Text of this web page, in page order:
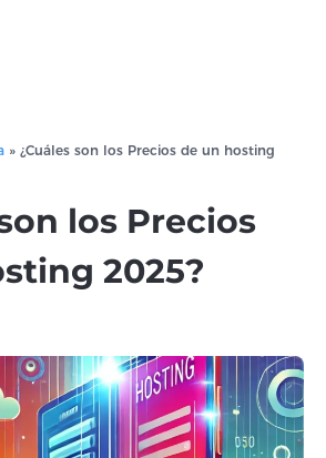
» ¿Cuáles son los Precios de un hosting
los Precios
2025?